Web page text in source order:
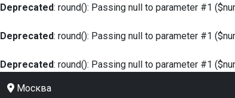
Deprecated: round(): Passing null to parameter #1
Deprecated: round(): Passing null to parameter #1
Deprecated: round(): Passing null to parameter #1
Москва